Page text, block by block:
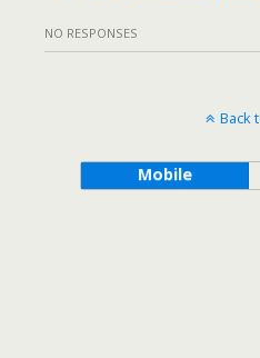
NO RESPONSES
Back
Mobile